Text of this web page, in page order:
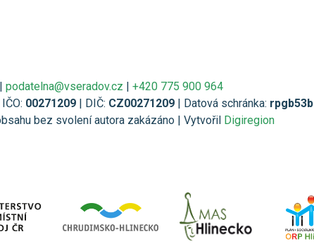
| podatelna@vseradov.cz | +420 775 900 964
00271209 | DIČ: CZ00271209 | Datová schránka: rpgb53b
bez svolení autora zakázáno | Vytvořil Digiregion